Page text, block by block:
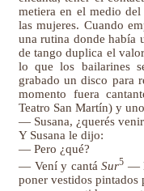
metiera en el medio
las mujeres. Cuando
una rutina donde había
de tango duplica el
lo que los bailarines
grabado un disco para
momento fuera
Teatro San Martín) y
— Susana, ¿querés
Y Susana le dijo:
— Pero ¿qué?
— Vení y cantáSur5 —
poner vestidos